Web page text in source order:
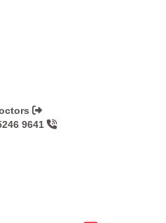
9641